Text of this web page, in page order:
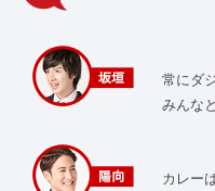
常にダ
みんな
カレー